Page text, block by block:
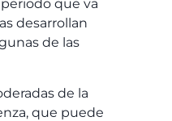
que va
desarrollan
de las
de la
que puede